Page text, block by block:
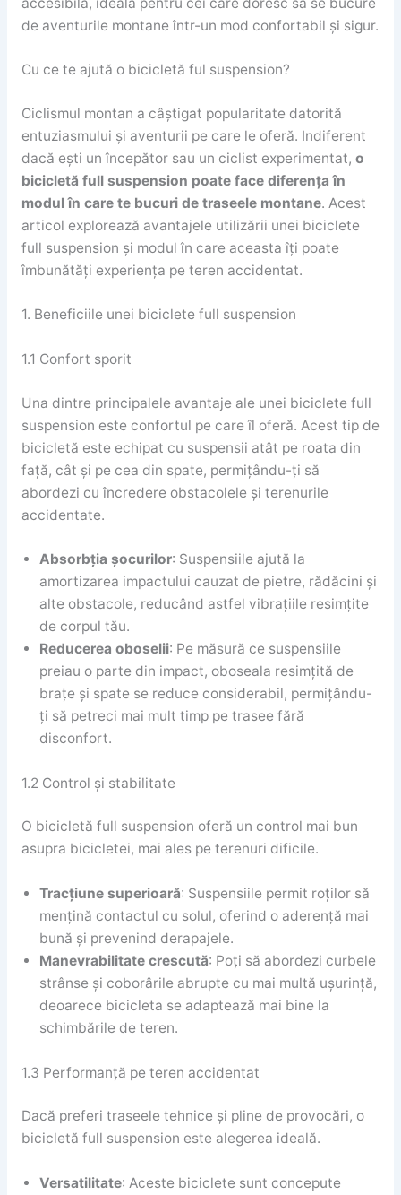
de aventurile montane într-un mod confortabil și sigur.
Cu ce te ajută o bicicletă ful suspension?
Ciclismul montan a câștigat popularitate datorită
entuziasmului și aventurii pe care le oferă. Indiferent
dacă ești un începător sau un ciclist experimentat, o
bicicletă full suspension poate face diferența în
modul în care te bucuri de traseele montane. Acest
articol explorează avantajele utilizării unei biciclete
full suspension și modul în care aceasta îți poate
îmbunătăți experiența pe teren accidentat.
1. Beneficiile unei biciclete full suspension
1.1 Confort sporit
Una dintre principalele avantaje ale unei biciclete full
suspension este confortul pe care îl oferă. Acest tip de
bicicletă este echipat cu suspensii atât pe roata din
față, cât și pe cea din spate, permițându-ți să
abordezi cu încredere obstacolele și terenurile
accidentate.
Absorbția șocurilor: Suspensiile ajută la
amortizarea impactului cauzat de pietre, rădăcini și
alte obstacole, reducând astfel vibrațiile resimțite
de corpul tău.
Reducerea oboselii: Pe măsură ce suspensiile
preiau o parte din impact, oboseala resimțită de
brațe și spate se reduce considerabil, permițându-
ți să petreci mai mult timp pe trasee fără
disconfort.
1.2 Control și stabilitate
O bicicletă full suspension oferă un control mai bun
asupra bicicletei, mai ales pe terenuri dificile.
Tracțiune superioară: Suspensiile permit roților să
mențină contactul cu solul, oferind o aderență mai
bună și prevenind derapajele.
Manevrabilitate crescută: Poți să abordezi curbele
strânse și coborârile abrupte cu mai multă ușurință,
deoarece bicicleta se adaptează mai bine la
schimbările de teren.
1.3 Performanță pe teren accidentat
Dacă preferi traseele tehnice și pline de provocări, o
bicicletă full suspension este alegerea ideală.
Versatilitate: Aceste biciclete sunt concepute